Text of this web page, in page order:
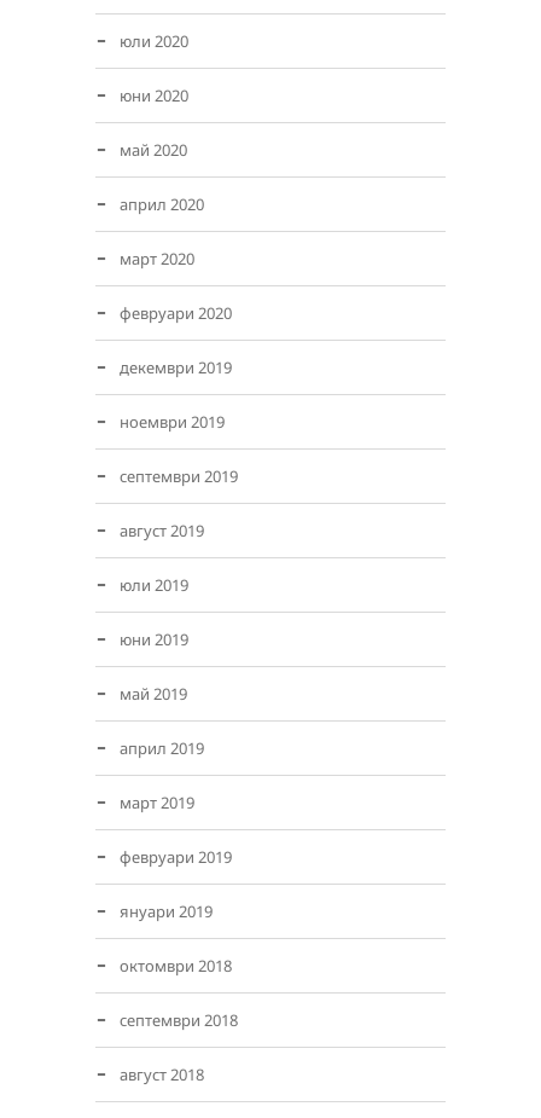
юли 2020
юни 2020
май 2020
април 2020
март 2020
февруари 2020
декември 2019
ноември 2019
септември 2019
август 2019
юли 2019
юни 2019
май 2019
април 2019
март 2019
февруари 2019
януари 2019
октомври 2018
септември 2018
август 2018